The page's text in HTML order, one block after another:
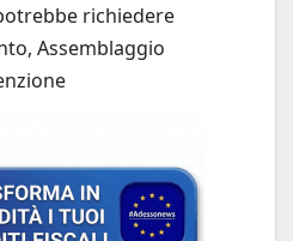
richiedere
Assemblaggio